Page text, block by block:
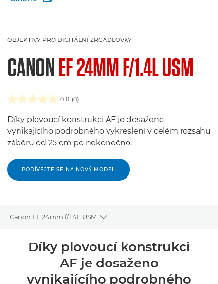
OBJEKTIVY PRO DIGITÁLNÍ ZRCADLOVKY
CANONEF 24MM F/1.4L USM
0.0 (0)
Díky plovoucí konstrukci AF je dosaženo
vynikajícího podrobného vykreslení v celém rozsahu
záběru od 25 cm po nekonečno.
PODÍVEJTE SE NA NOVÝ MODEL
Canon EF 24mm f/1.4L USM
Toggle breadcrumbs
PřehledDíky plovoucí konstrukci
AF je dosaženo
vynikajícího podrobného